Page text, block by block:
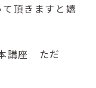
頂きますと嬉
講座 ただ